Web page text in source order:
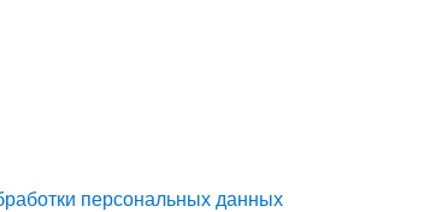
персональных данных